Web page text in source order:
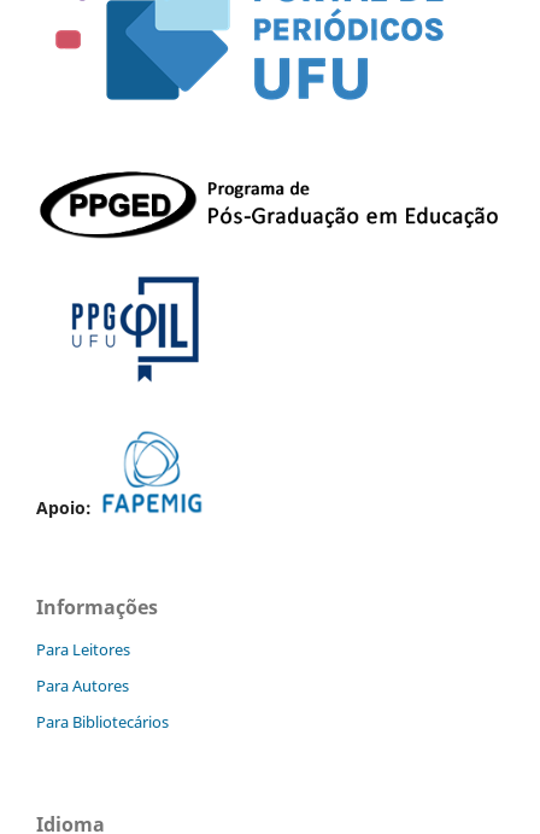
Apoio:
Informações
Para Leitores
Para Autores
Para Bibliotecários
Idioma